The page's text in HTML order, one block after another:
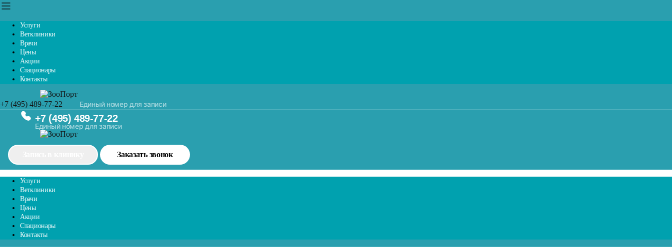
Услуги
Ветклиники
Врачи
Цены
Акции
Стационары
Контакты
+7 (495) 489-77-22 Единый номер для записи
+7 (495) 489-77-22
Единый номер для записи
Заказать звонок
Услуги
Ветклиники
Врачи
Цены
Акции
Стационары
Контакты